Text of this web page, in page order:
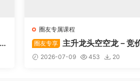
圈友专属课程
圈友专享
主升龙头空空龙－竞
抢筹盘口的量化公式与十几年的
2026-07-09 453 20